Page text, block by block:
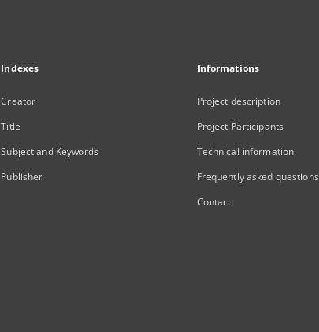
Indexes
Creator
Title
Subject and Keywords
Publisher
Informations
Project description
Project Participants
Technical information
Frequently asked questions
Contact